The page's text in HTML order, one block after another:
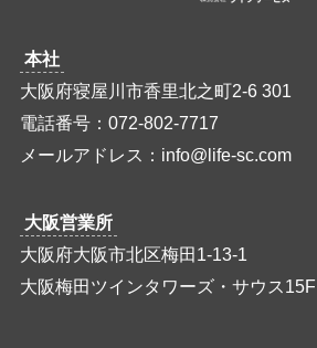
本社
大阪府寝屋川市香里北之町2-6 301
電話番号：072-802-7717
メールアドレス：info@life-sc.com
大阪営業所
大阪府大阪市北区梅田1-13-1
大阪梅田ツインタワーズ・サウス15F